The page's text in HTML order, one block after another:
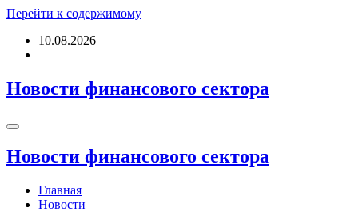
Перейти к содержимому
10.08.2026
Новости финансового сектора
Новости финансового сектора
Главная
Новости